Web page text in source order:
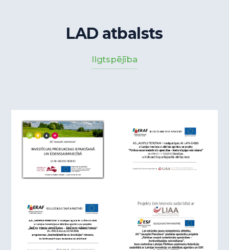
LAD atbalsts
Ilgtspējība